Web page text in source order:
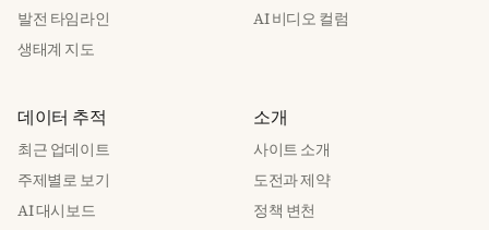
발전 타임라인
생태계 지도
AI 비디오 컬럼
데이터 추적
최근 업데이트
주제별로 보기
AI 대시보드
소개
사이트 소개
도전과 제약
정책 변천